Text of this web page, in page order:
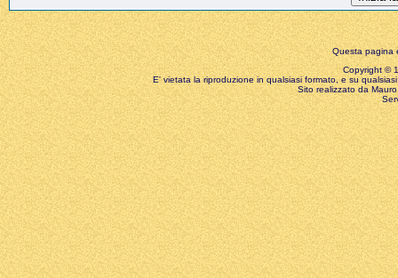
Questa pagina
Copyright ©
E' vietata la riproduzione in qualsiasi formato, e su
Sito realizzato da